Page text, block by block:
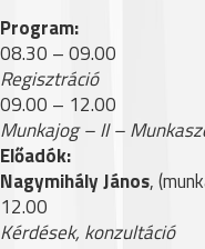
Program:
08.30 – 09.00
Regisztráció
09.00 – 12.00
Munkajog – II –
Előadók:
Nagymihály János,
12.00
Kérdések, konzultáció